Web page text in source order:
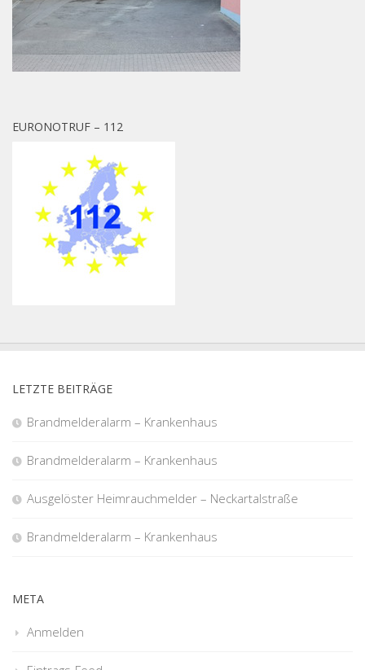
EURONOTRUF – 112
LETZTE BEITRÄGE
Brandmelderalarm – Krankenhaus
Brandmelderalarm – Krankenhaus
Ausgelöster Heimrauchmelder – Neckartalstraße
Brandmelderalarm – Krankenhaus
META
Anmelden